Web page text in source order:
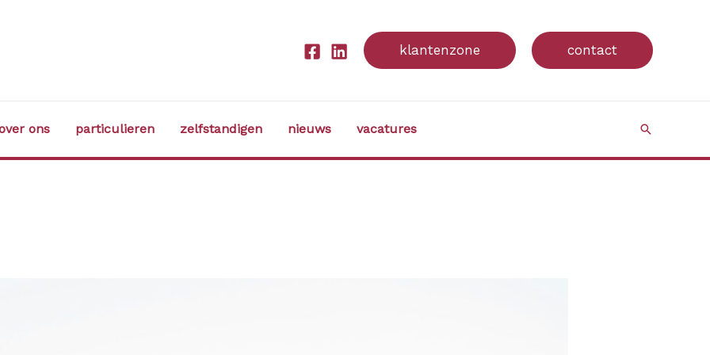
klantenzone contact
ons particulieren zelfstandigen nieuws vacatures Search